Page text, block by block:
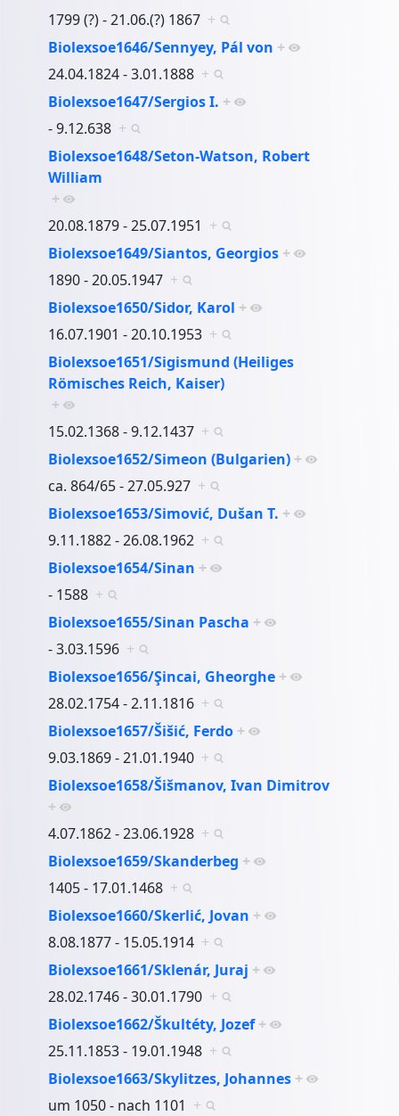
1799 (?) - 21.06.(?) 1867 +
Biolexsoe1646/Sennyey, Pál von +
24.04.1824 - 3.01.1888 +
Biolexsoe1647/Sergios I. +
- 9.12.638 +
Biolexsoe1648/Seton-Watson, Robert
William
+
20.08.1879 - 25.07.1951 +
Biolexsoe1649/Siantos, Georgios +
1890 - 20.05.1947 +
Biolexsoe1650/Sidor, Karol +
16.07.1901 - 20.10.1953 +
Biolexsoe1651/Sigismund (Heiliges
Römisches Reich, Kaiser)
+
15.02.1368 - 9.12.1437 +
Biolexsoe1652/Simeon (Bulgarien) +
ca. 864/65 - 27.05.927 +
Biolexsoe1653/Simović, Dušan T. +
9.11.1882 - 26.08.1962 +
Biolexsoe1654/Sinan +
- 1588 +
Biolexsoe1655/Sinan Pascha +
- 3.03.1596 +
Biolexsoe1656/Şincai, Gheorghe +
28.02.1754 - 2.11.1816 +
Biolexsoe1657/Šišić, Ferdo +
9.03.1869 - 21.01.1940 +
Biolexsoe1658/Šišmanov, Ivan Dimitrov
+
4.07.1862 - 23.06.1928 +
Biolexsoe1659/Skanderbeg +
1405 - 17.01.1468 +
Biolexsoe1660/Skerlić, Jovan +
8.08.1877 - 15.05.1914 +
Biolexsoe1661/Sklenár, Juraj +
28.02.1746 - 30.01.1790 +
Biolexsoe1662/Škultéty, Jozef +
25.11.1853 - 19.01.1948 +
Biolexsoe1663/Skylitzes, Johannes +
um 1050 - nach 1101 +